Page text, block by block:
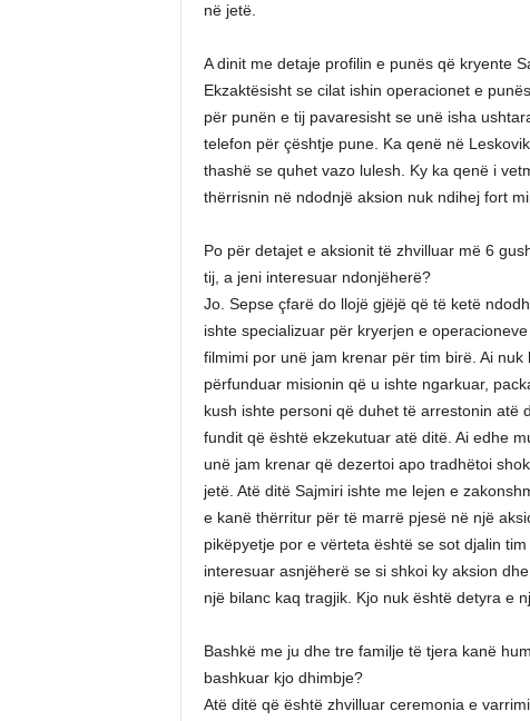
në jetë.
A dinit me detaje profilin e punës që kryente
Ekzaktësisht se cilat ishin operacionet e
për punën e tij pavaresisht se unë isha
telefon për çështje pune. Ka qenë në
thashë se quhet vazo lulesh. Ky ka qenë i
thërrisnin në ndodnjë aksion nuk ndihej fort
Po për detajet e aksionit të zhvilluar më 6
tij, a jeni interesuar ndonjëherë?
Jo. Sepse çfarë do llojë gjëjë që të ketë
ishte specializuar për kryerjen e
filmimi por unë jam krenar për tim birë. Ai
përfunduar misionin që u ishte ngarkuar,
kush ishte personi që duhet të arrestonin atë
fundit që është ekzekutuar atë ditë. Ai edhe
unë jam krenar që dezertoi apo tradhëtoi
jetë. Atë ditë Sajmiri ishte me lejen e
e kanë thërritur për të marrë pjesë në një
pikëpyetje por e vërteta është se sot djalin
interesuar asnjëherë se si shkoi ky aksion
një bilanc kaq tragjik. Kjo nuk është detyra e
Bashkë me ju dhe tre familje të tjera kanë
bashkuar kjo dhimbje?
Atë ditë që është zhvilluar ceremonia e